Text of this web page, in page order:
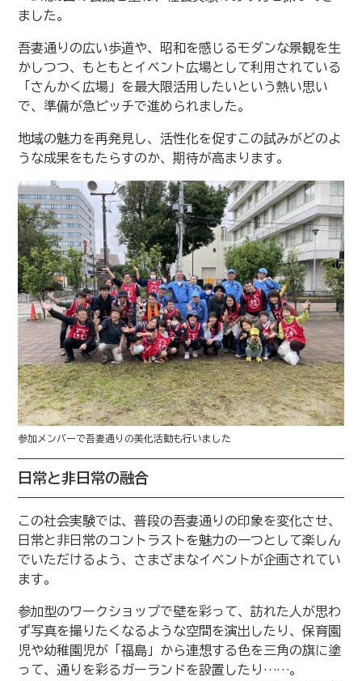
ました。
吾妻通りの広い歩道や、昭和を感じるモダンな景観を生
かしつつ、もともとイベント広場として利用されている
「さんかく広場」を最大限活用したいという熱い思い
で、準備が急ピッチで進められました。
地域の魅力を再発見し、活性化を促すこの試みがどのよ
うな成果をもたらすのか、期待が高まります。
参加メンバーで吾妻通りの美化活動も行いました
日常と非日常の融合
この社会実験では、普段の吾妻通りの印象を変化させ、
日常と非日常のコントラストを魅力の一つとして楽しん
でいただけるよう、さまざまなイベントが企画されてい
ます。
参加型のワークショップで壁を彩って、訪れた人が思わ
ず写真を撮りたくなるような空間を演出したり、保育園
児や幼稚園児が「福島」から連想する色を三角の旗に塗
って、通りを彩るガーランドを設置したり……。